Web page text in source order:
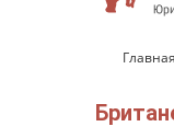
Главная